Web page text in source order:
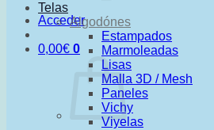
Acceder
0,00€ 0
Telas
Algodónes
Estampados
Marmoleadas
Lisas
Malla 3D / Mesh
Paneles
Vichy
Viyelas